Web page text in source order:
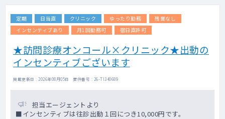
定期 日当直 クリニック ゆったり勤務
残業なし
インセンティブあり
月1回勤務可 宿日直許可
★訪問診療オンコール×クリニック★出動の
インセンティブございます
掲載更新日 : 2026年08月05日 案件番号 : 26-TI340689
担当エージェントより
■インセンティブは往診出動１回につき10,000円です。